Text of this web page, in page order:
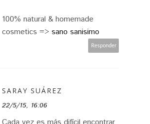
100% natural & homemade
cosmetics => sano sanisimo
Responder
SARAY SUÁREZ
22/5/15, 16:06